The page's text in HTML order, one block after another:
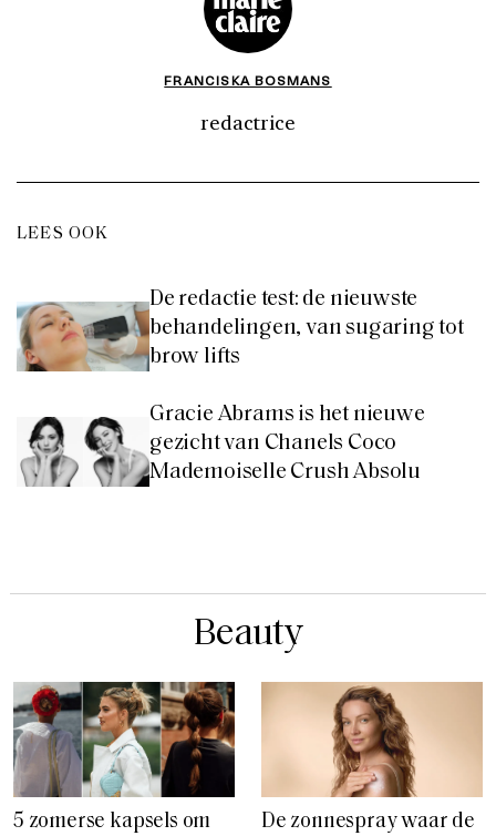
FRANCISKA BOSMANS
redactrice
LEES OOK
De redactie test: de nieuwste
behandelingen, van sugaring tot
brow lifts
Gracie Abrams is het nieuwe
gezicht van Chanels Coco
Mademoiselle Crush Absolu
Beauty
5 zomerse kapsels om De zonnespray waar de